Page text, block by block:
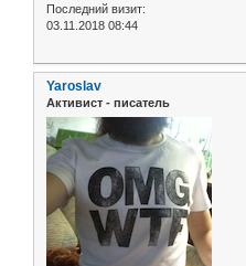
Последний визит:
03.11.2018 08:44
Yaroslav
Активист - писатель